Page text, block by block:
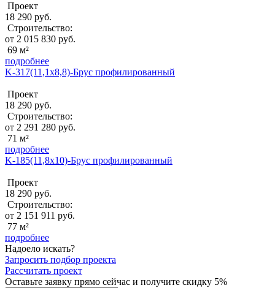
Проект
18 290 руб.
Строительство:
от 2 015 830 руб.
69 м²
подробнее
K-317(11,1x8,8)-Брус профилированный
Проект
18 290 руб.
Строительство:
от 2 291 280 руб.
71 м²
подробнее
K-185(11,8x10)-Брус профилированный
Проект
18 290 руб.
Строительство:
от 2 151 911 руб.
77 м²
подробнее
Надоело искать?
Запросить подбор проекта
Рассчитать проект
Оставьте заявку прямо сейчас и получите скидку 5%